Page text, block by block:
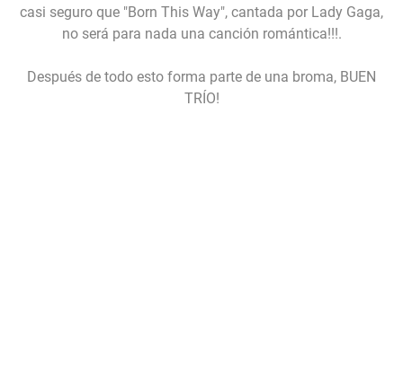
casi seguro que "Born This Way", cantada por Lady Gaga,
no será para nada una canción romántica!!!.
Después de todo esto forma parte de una broma, BUEN
TRÍO!